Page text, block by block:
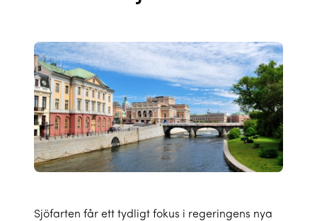
Sjöfarten får ett tydligt fokus i regeringens nya